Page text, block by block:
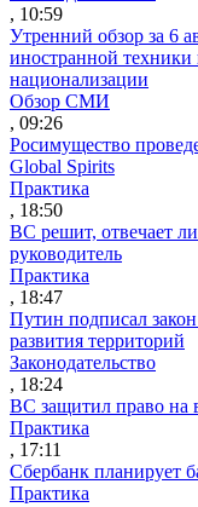
, 10:59
Утренний обзор за 6
иностранной
национализации
Обзор СМИ
, 09:26
Росимущество
Global Spirits
Практика
, 18:50
ВС решит, отвечает
руководитель
Практика
, 18:47
Путин подписал
развития территорий
Законодательство
, 18:24
ВС защитил право на
Практика
, 17:11
Сбербанк планирует
Практика